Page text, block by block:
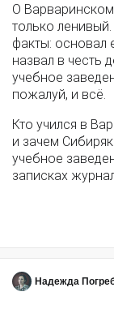
О
только
факты: основал
назвал в честь
учебное
пожалуй, и всё.
Кто учился в
и зачем
учебное
записках
Надежда